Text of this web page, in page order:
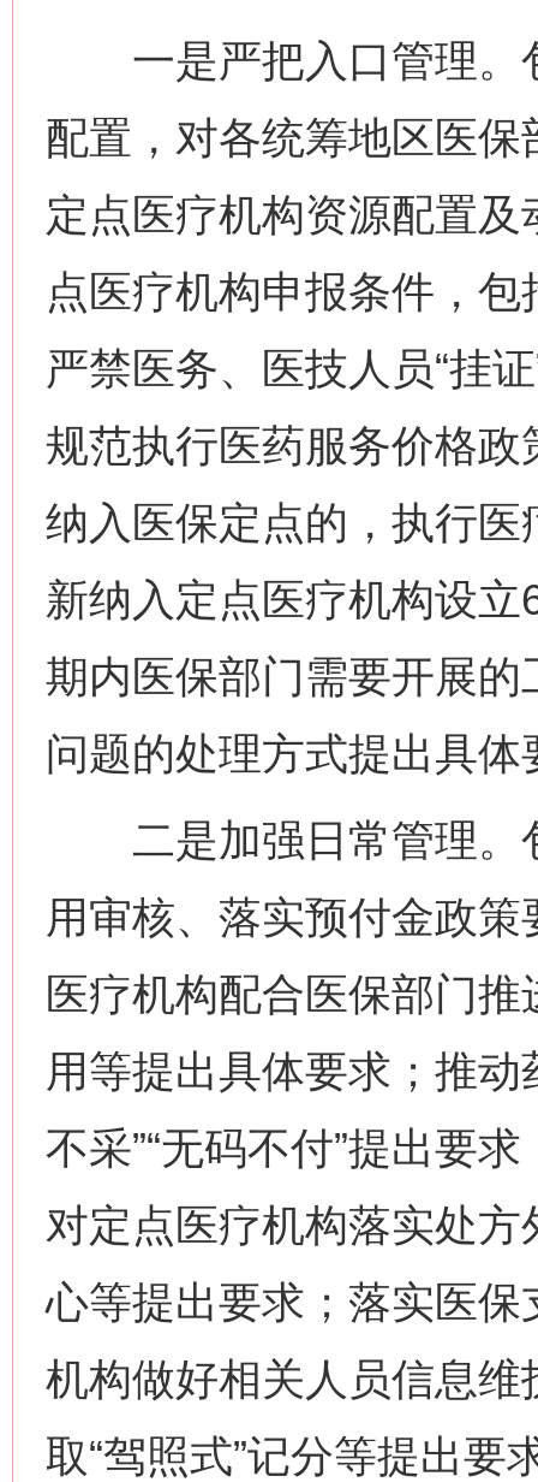
一是严把入口管理。
配置，对各统筹地区医
定点医疗机构资源配置
点医疗机构申报条件，
严禁医务、医技人员“挂
规范执行医药服务价格
纳入医保定点的，执行
新纳入定点医疗机构设
期内医保部门需要开展
问题的处理方式提出具体
二是加强日常管理。
用审核、落实预付金政
医疗机构配合医保部门
用等提出具体要求；推
不采”“无码不付”提出要
对定点医疗机构落实处
心等提出要求；落实医
机构做好相关人员信息
取“驾照式”记分等提出要